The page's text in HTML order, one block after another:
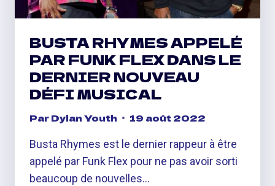
BUSTA RHYMES APPELÉ
PAR FUNK FLEX DANS LE
DERNIER NOUVEAU
DÉFI MUSICAL
ParDylan Youth 19 août 2022
Busta Rhymes est le dernier rappeur à être
appelé par Funk Flex pour ne pas avoir sorti
beaucoup de nouvelles…